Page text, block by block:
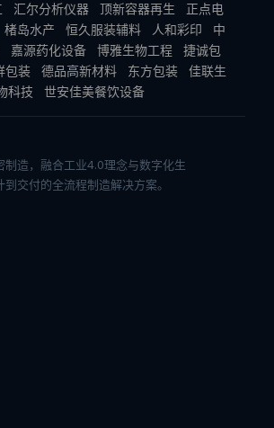
汇尔分析仪器 顶新容器再生
正点电
楮岛水产 恒久服装辅料 人和彩印
中
嘉源药化设备 博雅生物工程
捷诚包
包装 德品高新材料 东方包装
佳联生
科技
世安佳美餐饮设备
制造，融合工业4.0理念与数字化生
交付的全流程制造解决方案。